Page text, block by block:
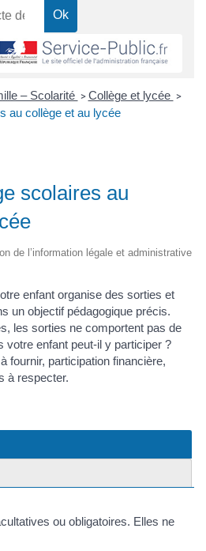
– Scolarité > Collège et lycée >
au collège et au lycée
scolaires au
de l’information légale et administrative
enfant organise des sorties et
un objectif pédagogique précis.
les sorties ne comportent pas de
votre enfant peut-il y participer ?
fournir, participation financière,
à respecter.
ou obligatoires. Elles ne